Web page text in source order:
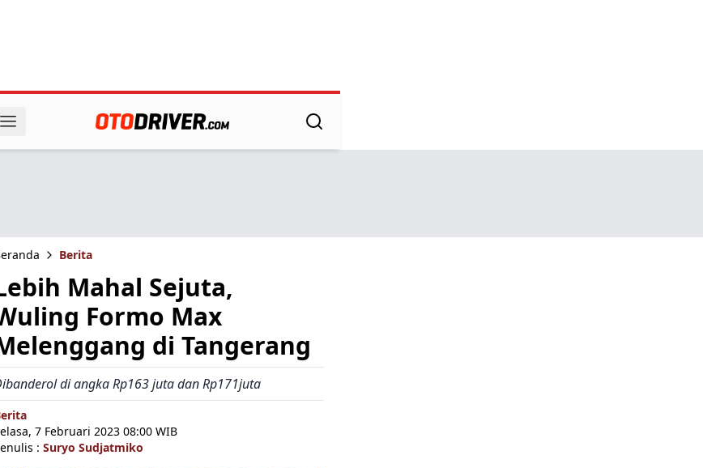
Berita
Mahal Sejuta,
Formo Max
di Tangerang
di angka Rp163 juta dan Rp171juta
7 Februari 2023 08:00 WIB
: Suryo Sudjatmiko